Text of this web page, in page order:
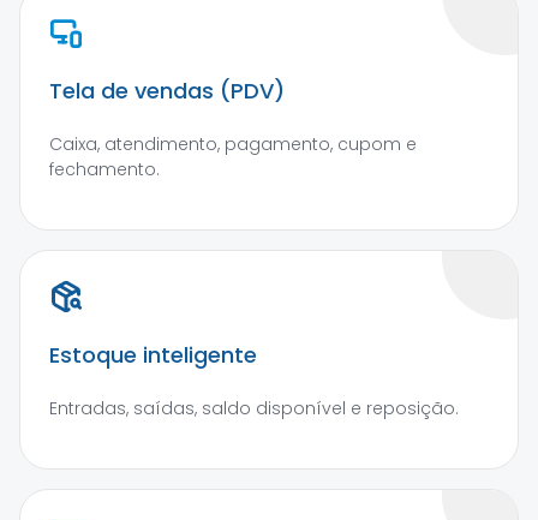
Tela de vendas (PDV)
Caixa, atendimento, pagamento, cupom e
fechamento.
Estoque inteligente
Entradas, saídas, saldo disponível e reposição.